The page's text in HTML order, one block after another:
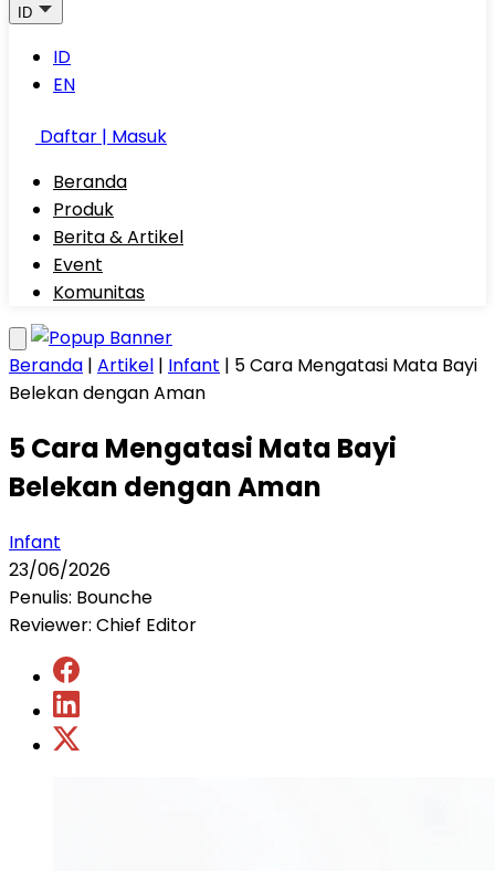
ID
ID
EN
Daftar | Masuk
Beranda
Produk
Berita & Artikel
Event
Komunitas
Beranda | Artikel | Infant | 5 Cara Mengatasi Mata Bayi
Belekan dengan Aman
5 Cara Mengatasi Mata Bayi
Belekan dengan Aman
Infant
23/06/2026
Penulis: Bounche
Reviewer: Chief Editor